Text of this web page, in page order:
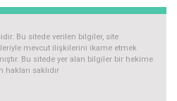
Bu sitede verilen bilgiler, site
mevcut ilişkilerini ikame etmek
Bu sitede yer alan bilgiler bir hekime
saklıdır